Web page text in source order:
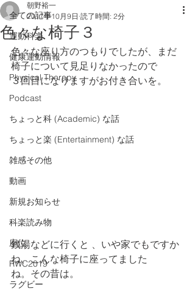
全ての記事
運動科楽
健康運動情報
Physical Therapy
Podcast
ちょっと科 (Academic) な話
ちょっと楽 (Entertainment) な話
雑感その他
動画
新規お知らせ
科楽読み物
座位
RWC2019
ラグビー
色々な椅子３
朝野裕一
2017年10月9日 読了時間: 2分
色々な座り方のつもりでしたが、まだ
椅子について見足りなかったので
３回目になりますがお付き合いを。
銭湯などに行くと 、いや家でもですか
ね、こんな椅子に座ってました
ね。その昔は。